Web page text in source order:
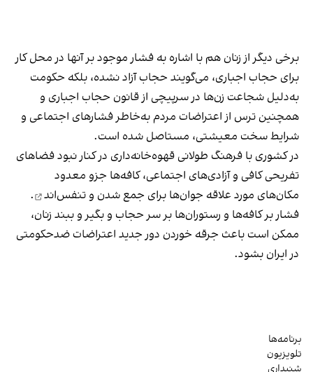
برخی دیگر از زنان هم با اشاره به فشار موجود بر آنها در محل کار
برای حجاب اجباری، می‌گویند حجاب آزاد نشده، بلکه حکومت
به‌دلیل شجاعت زن‌ها در سرپیچی از قانون حجاب اجباری و
همچنین ترس از اعتراضات مردم به‌خاطر فشارهای اجتماعی و
شرایط سخت معیشتی، مستاصل شده است.
در کشوری با فرهنگ طولانی قهوه‌‌خانه‌داری در کنار نبود فضاهای
تفریحی کافی و آزادی‌های اجتماعی، کافه‌ها جزو معدود
مکان‌های مورد علاقه جوان‌ها برای جمع شدن و تنفس‌اند
.
فشار بر کافه‌ها و رستوران‌ها بر سر حجاب و بگیر و ببند زنان،
ممکن است باعث جرقه خوردن دور جدید اعتراضات ضدحکومتی
در ایران بشود.
برنامه‌ها
تلویزیون
شنیداری